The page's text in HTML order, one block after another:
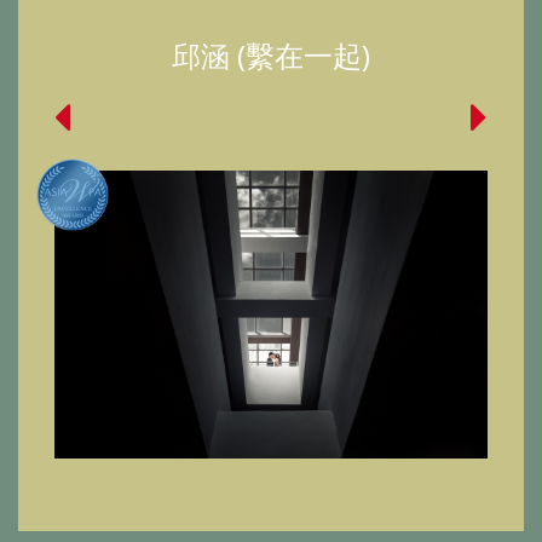
邱涵 (繫在一起)